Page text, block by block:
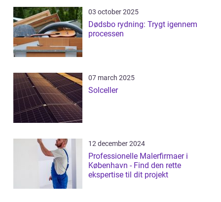
03 october 2025
Dødsbo rydning: Trygt igennem
processen
07 march 2025
Solceller
12 december 2024
Professionelle Malerfirmaer i
København - Find den rette
ekspertise til dit projekt